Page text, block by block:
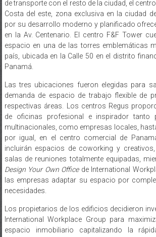
Costa del este, zona exclusiva en la ciudad
por su desarrollo moderno y planificado
en la Av. Centenario. El centro F&F Tower
espacio en una de las torres emblemáticas
país, ubicada en la Calle 50 en el distrito
Panamá.
demanda de espacio de trabajo flexible de
respectivas áreas. Los centros Regus
de oficinas profesional e inspirador tanto
multinacionales, como empresas locales,
por igual, en el centro comercial de
incluirán espacios de coworking y
salas de reuniones totalmente equipadas,
Design Your Own Officede International
las empresas adaptar su espacio por
necesidades.
International Workplace Group para
espacio inmobiliario capitalizando la
demanda de trabajo híbrido.